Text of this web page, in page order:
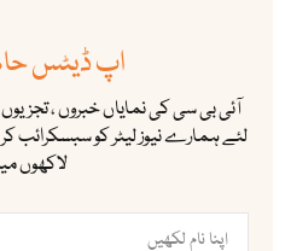
اپ ڈیٹس
آئی بی سی کی نمایاں خبروں ،
لئے ہمارے نیوز لیٹر کو سبسکرائب
لاکھوں